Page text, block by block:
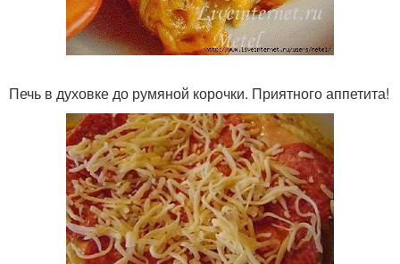
Печь в духовке до румяной корочки. Приятного аппетита!